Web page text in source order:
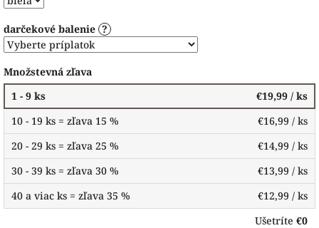
darčekové balenie ?
Množstevná zľava
1 - 9 ks
€19,99 / ks
10 - 19 ks = zľava 15 %
€16,99 / ks
20 - 29 ks = zľava 25 %
€14,99 / ks
30 - 39 ks = zľava 30 %
€13,99 / ks
40 a viac ks = zľava 35 %
€12,99 / ks
Ušetríte €0